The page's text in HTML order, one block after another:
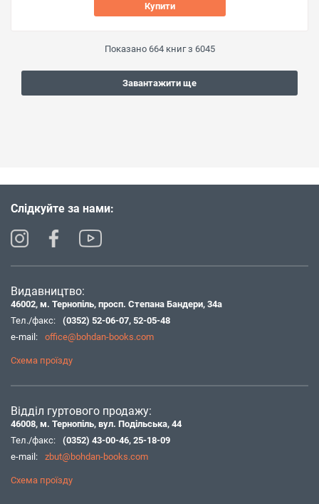
Купити
Показано 664книг з 6045
Завантажити ще
Слідкуйте за нами:
Видавництво:
46002, м. Тернопіль, просп. Степана Бандери, 34а
Тел./факс:
(0352) 52-06-07, 52-05-48
e-mail:
office@bohdan-books.com
Схема проїзду
Відділ гуртового продажу:
46008, м. Тернопіль, вул. Подільська, 44
Тел./факс:
(0352) 43-00-46, 25-18-09
e-mail:
zbut@bohdan-books.com
Схема проїзду